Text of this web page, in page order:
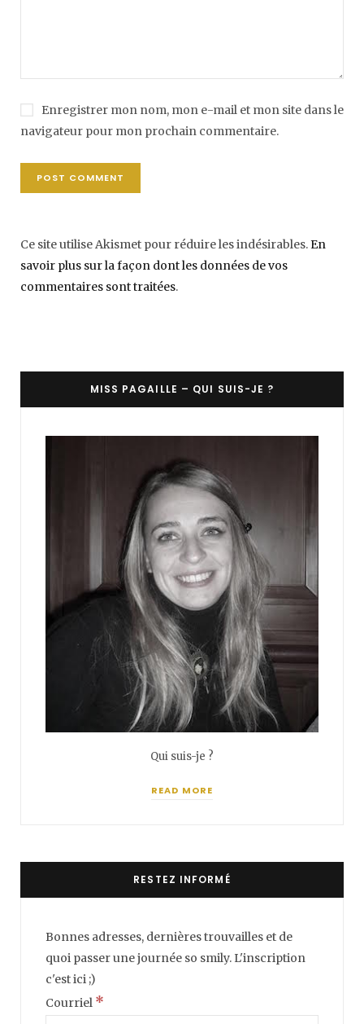
Enregistrer mon nom, mon e-mail et mon site dans le
navigateur pour mon prochain commentaire.
Ce site utilise Akismet pour réduire les indésirables.En
savoir plus sur la façon dont les données de vos
commentaires sont traitées.
MISS PAGAILLE – QUI SUIS-JE ?
Qui suis-je ?
READ MORE
RESTEZ INFORMÉ
Bonnes adresses, dernières trouvailles et de
quoi passer une journée so smily. L'inscription
c'est ici ;)
Courriel *